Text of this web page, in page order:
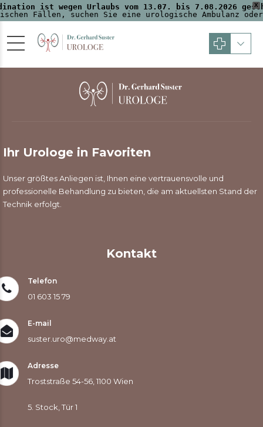
X
ist wegen Urlaubs vom 13.07. bis 7.08.2026
Fällen, suchen Sie eine urologische Ambulanz
Ihr Urologe in Favoriten
Unser größtes Anliegen ist, Ihnen eine vertrauensvolle und
professionelle Behandlung zu bieten, die am aktuellsten Stand der
Technik erfolgt.
Kontakt
Telefon
01 603 15 79
E-mail
suster.uro@medway.at
Adresse
Troststraße 54-56, 1100 Wien
5. Stock, Tür 1